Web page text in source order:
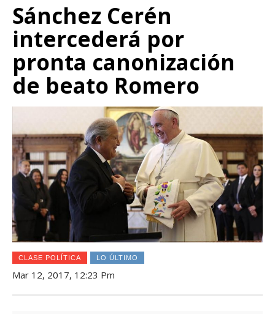
Sánchez Cerén
intercederá por
pronta canonización
de beato Romero
CLASE POLÍTICA LO ÚLTIMO
Mar 12, 2017, 12:23 Pm